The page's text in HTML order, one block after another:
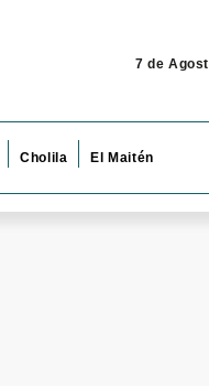
7 de
Cholila El Maitén